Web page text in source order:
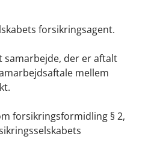
forsikringsagent.
samarbejde, der er aftalt
mellem
forsikringsformidling § 2,